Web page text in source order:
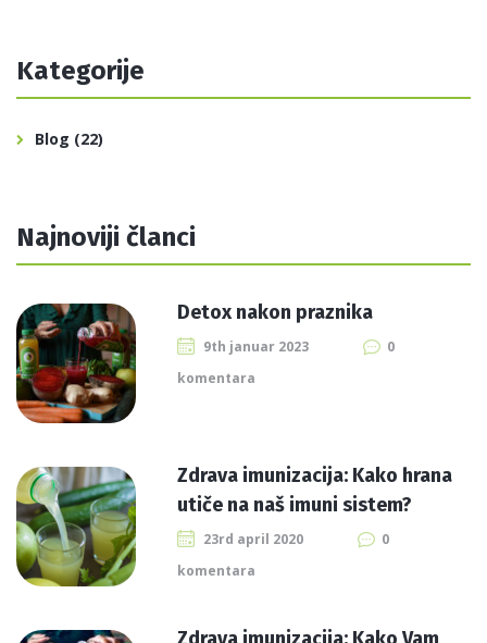
Kategorije
Blog (22)
Najnoviji članci
Detox nakon praznika
9th januar 2023
0
komentara
Zdrava imunizacija: Kako hrana
utiče na naš imuni sistem?
23rd april 2020
0
komentara